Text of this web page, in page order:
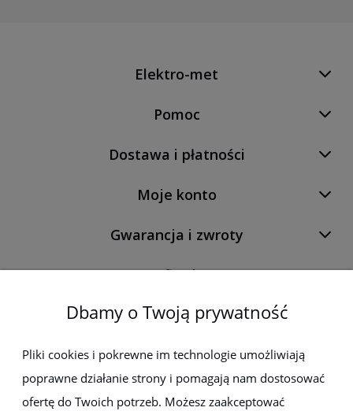
Elektro-met
Pomoc
Dostawa i płatności
Moje konto
Gwarancja i zwroty
O firmie
Newsletter
Zapisz się do newslettera, aby być na bieżąco z nowościami i
promocjami
Dbamy o Twoją prywatność
Pliki cookies i pokrewne im technologie umożliwiają
poprawne działanie strony i pomagają nam dostosować
ofertę do Twoich potrzeb. Możesz zaakceptować